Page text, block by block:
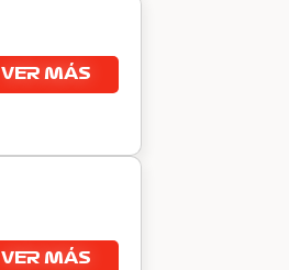
VER MÁS
VER MÁS